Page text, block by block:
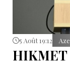
5 Août 19:12
HIKMET